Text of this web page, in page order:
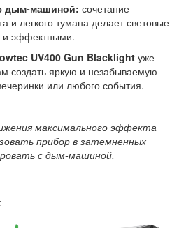
дым-машиной: сочетание
и легкого тумана делает световые
и эффектными.
UV400 Gun Blacklight уже
создать яркую и незабываемую
или любого события.
максимального эффекта
прибор в затемненных
с дым-машиной.